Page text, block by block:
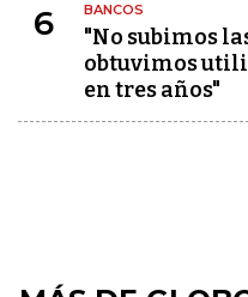
6 BANCOS
"No subimos
obtuvimos
en tres años"